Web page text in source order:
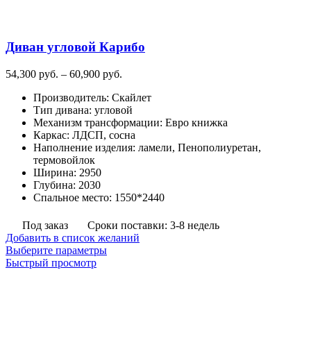
странице
Диван угловой Карибо
54,300 руб. – 60,900 руб.
54,300
руб.
–
60,900
руб.
Производитель: Скайлет
Тип дивана: угловой
Механизм трансформации: Евро книжка
Каркас: ЛДСП, сосна
Наполнение изделия: ламели, Пенополиуретан,
термовойлок
Ширина: 2950
Глубина: 2030
Спальное место: 1550*2440
Под заказ
Сроки поставки: 3-8 недель
Добавить в список желаний
Выберите параметрыЭтот
Быстрый просмотр